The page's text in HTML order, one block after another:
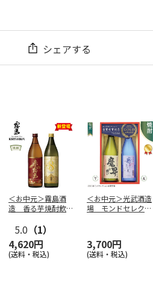
シェアする
＜お中元＞霧島酒
造 香る芋焼酎飲み
5.0 （1）
4,620円
(送料・税込)
＜お中元＞光武酒造
場 モンドセレクシ
3,700円
(送料・税込)